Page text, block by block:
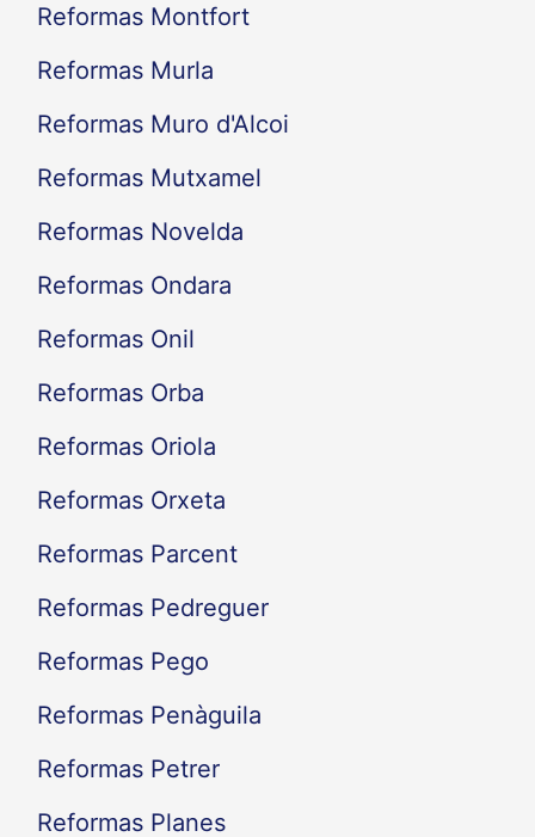
Reformas Montfort
Reformas Murla
Reformas Muro d'Alcoi
Reformas Mutxamel
Reformas Novelda
Reformas Ondara
Reformas Onil
Reformas Orba
Reformas Oriola
Reformas Orxeta
Reformas Parcent
Reformas Pedreguer
Reformas Pego
Reformas Penàguila
Reformas Petrer
Reformas Planes